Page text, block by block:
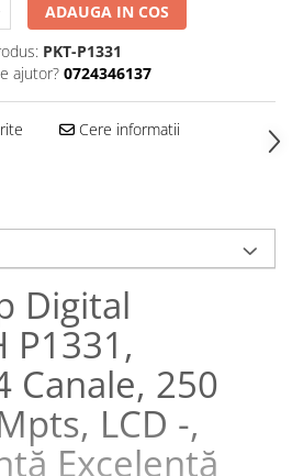
ADAUGA IN COS
PKT-P1331
ajutor? 0724346137
Cere informatii
Digital
P1331,
Canale, 250
LCD -,
Excelentă